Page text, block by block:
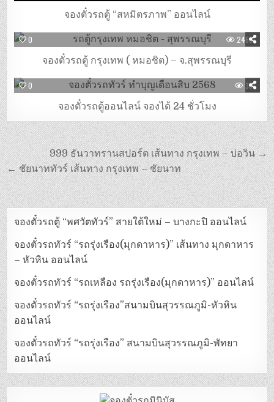
จองตั๋วรถตู้ “สหมิตรภาพ” ออนไลน์
0 24691
จองตั๋วรถตู้ กรุงเทพ ( หมอชิต) – จ.สุพรรณบุรี
0 361
จองตั๋วรถตู้ออนไลน์ จองได้ 24 ชั่วโมง
999 ธันวาทรานสปอร์ต เส้นทาง กรุงเทพ – บ่อวิน →
← ชัยนาททัวร์ เส้นทาง กรุงเทพ – ชัยนาท
จองตั๋วรถตู้ “พศวัตทัวร์” สายใต้ใหม่ – บางกะปิ ออนไลน์
จองตั๋วรถทัวร์ “รถรุ่งเรือง(มุกดาหาร)” เส้นทาง มุกดาหาร
– หัวหิน ออนไลน์
จองตั๋วรถทัวร์ “รถเหลือง รถรุ่งเรือง(มุกดาหาร)” ออนไลน์
จองตั๋วรถทัวร์ “รถรุ่งเรือง”สนามบินสุวรรณภูมิ-หัวหิน
ออนไลน์
จองตั๋วรถทัวร์ “รถรุ่งเรือง” สนามบินสุวรรณภูมิ-พัทยา
ออนไลน์